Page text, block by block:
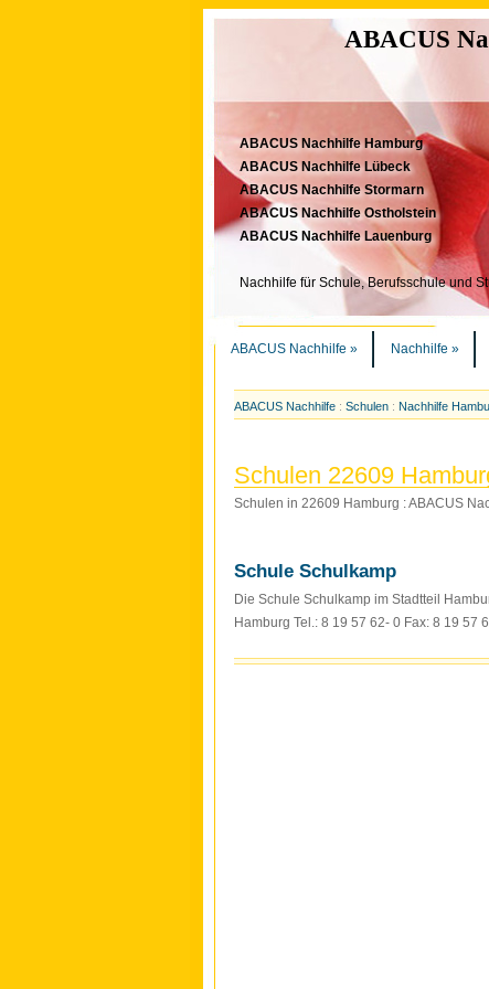
ABACUS
ABACUS Nachhilfe Hamburg
ABACUS Nachhilfe Lübeck
ABACUS Nachhilfe Stormarn
ABACUS Nachhilfe Ostholstein
ABACUS Nachhilfe Lauenburg
Nachhilfe für Schule, Berufsschule und
ABACUS Nachhilfe » Nachhilfe »
ABACUS Nachhilfe : Schulen : Nachhilfe
Schulen 22609
Schulen in 22609 Hamburg : ABACUS
Schule Schulkamp
Die Schule Schulkamp im Stadtteil
Hamburg Tel.: 8 19 57 62- 0 Fax: 8 19 57